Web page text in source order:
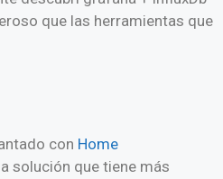
que las herramientas que
con Home
solución que tiene más